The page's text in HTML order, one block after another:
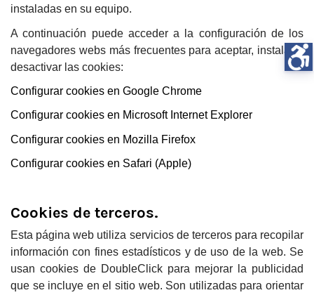
instaladas en su equipo.
A continuación puede acceder a la configuración de los
navegadores webs más frecuentes para aceptar, instalar o
desactivar las cookies:
Configurar cookies en Google Chrome
Configurar cookies en Microsoft Internet Explorer
Configurar cookies en Mozilla Firefox
Configurar cookies en Safari (Apple)
Cookies de terceros.
Esta página web utiliza servicios de terceros para recopilar
información con fines estadísticos y de uso de la web. Se
usan cookies de DoubleClick para mejorar la publicidad
que se incluye en el sitio web. Son utilizadas para orientar